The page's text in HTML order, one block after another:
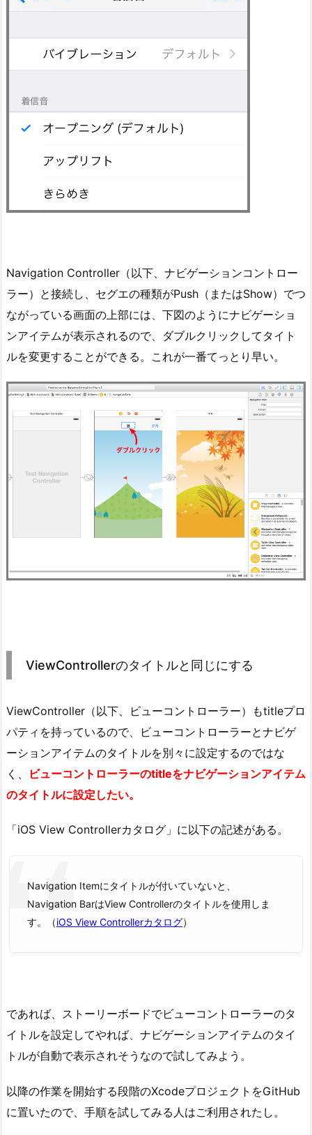
Navigation Controller（以下、ナビゲーションコントロー
ラー）と接続し、セグエの種類がPush（またはShow）でつ
ながっている画面の上部には、下図のようにナビゲーショ
ンアイテムが表示されるので、ダブルクリックしてタイト
ルを変更することができる。これが一番てっとり早い。
ViewControllerのタイトルと同じにする
ViewController（以下、ビューコントローラー）もtitleプロ
パティを持っているので、ビューコントローラーとナビゲ
ーションアイテムのタイトルを別々に設定するのではな
く、
ビューコントローラーのtitleをナビゲーションアイテム
のタイトルに設定したい。
「iOS View Controllerカタログ」に以下の記述がある。
Navigation Itemにタイトルが付いていないと、
Navigation BarはView Controllerのタイトルを使用しま
す。（iOS View Controllerカタログ）
であれば、ストーリーボードでビューコントローラーのタ
イトルを設定してやれば、ナビゲーションアイテムのタイ
トルが自動で表示されそうなので試してみよう。
以降の作業を開始する段階のXcodeプロジェクトをGitHub
に置いたので、手順を試してみる人はご利用されたし。